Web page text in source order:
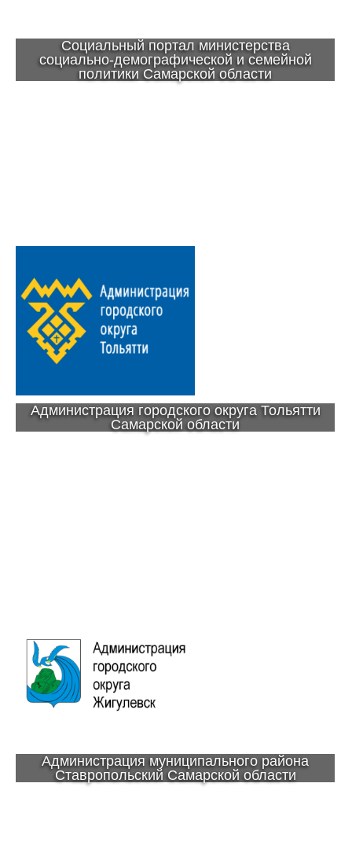
Социальный портал министерства
социально-демографической и семейной
политики Самарской области
Администрация городского округа Тольятти
Самарской области
Администрация муниципального района
Ставропольский Самарской области